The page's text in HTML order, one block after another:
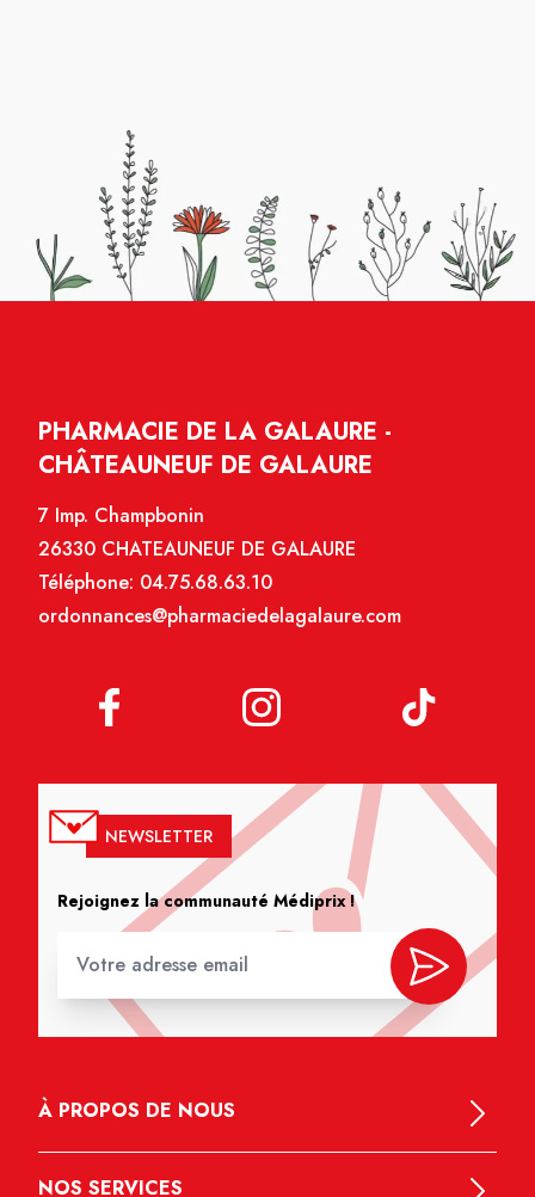
PHARMACIE DE LA GALAURE -
CHÂTEAUNEUF DE GALAURE
7 Imp. Champbonin
26330 CHATEAUNEUF DE GALAURE
Téléphone: 04.75.68.63.10
ordonnances@pharmaciedelagalaure.com
NEWSLETTER
Rejoignez la communauté Médiprix !
À PROPOS DE NOUS
NOS SERVICES